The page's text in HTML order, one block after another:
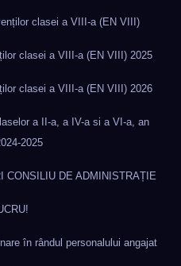
clasei a VIII-a (EN VIII)
clasei a VIII-a (EN VIII) 2025
clasei a VIII-a (EN VIII) 2026
a II-a, a IV-a si a VI-a, an
2025
CONSILIU DE ADMINISTRAȚIE
în rândul personalului angajat